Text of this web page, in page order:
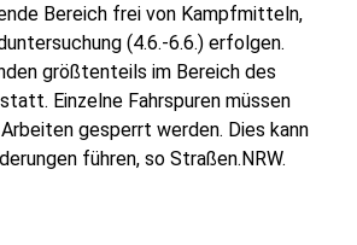
Bereich frei von Kampfmitteln,
(4.6.-6.6.) erfolgen.
größtenteils im Bereich des
Einzelne Fahrspuren müssen
gesperrt werden. Dies kann
führen, so Straßen.NRW.